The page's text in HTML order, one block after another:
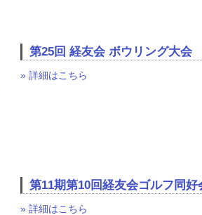
第25回 経友会 ボウリング大会
» 詳細はこちら
第11期第10回経友会ゴルフ同
» 詳細はこちら